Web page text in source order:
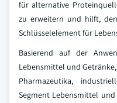
für alternative
zu erweitern und hilft,
Schlüsselelement für
Basierend auf der
Lebensmittel und
Pharmazeutika,
Segment Lebensmittel